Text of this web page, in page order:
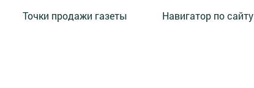
Точки продажи газеты Навигатор по сайту